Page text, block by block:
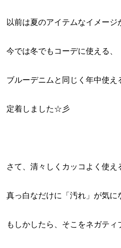
以前は夏のアイテムなイメージ
今では冬でもコーデに使える、
ブルーデニムと同じく年中使え
定着しました☆彡
さて、清々しくカッコよく使え
真っ白なだけに「汚れ」が気に
もしかしたら、そこをネガティ